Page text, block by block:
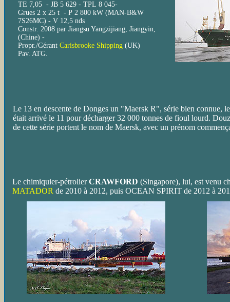
TE 7,05 - JB 5 629 - TPL 8 045-
Grues 2 x 25 t - P 2 800 kW (MAN-B&W
7S26MC) - V 12,5 nds
Constr. 2008 par Jiangsu Yangzijiang, Jiangyin,
(Chine) -
Propr./Gérant Carisbrooke Shipping (UK)
Pav. ATG.
Le 13 en descente de Donges un "Maersk R", série bien connue,
était arrivé le 11 pour décharger 32 000 tonnes de fioul lourd.
de cette série portent le nom de Maersk, avec un prénom
Le chimiquier-pétrolierCRAWFORD (Singapore), lui, est venu
MATADOR de 2010 à 2012, puis OCEAN SPIRIT de 2012 à